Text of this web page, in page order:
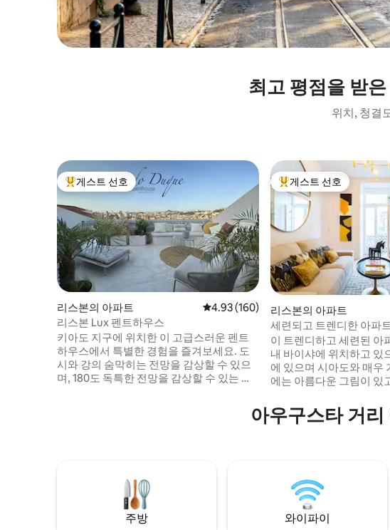
최고 평점을 받
위치, 청결
상위 게스트 선호
게스트 선호
리스본의 아파트 평점 4.93점(5점 만점), 후기 160개
4.93 (160)
리스본 Lux 펜트하우스
키아도 지구에 위치한 이 고급스러운 펜트
하우스에서 특별한 경험을 즐겨보세요. 도
시와 강의 숨막히는 전망을 감상할 수 있으
며, 180도 독특한 전망을 감상할 수 있는 로
보낼 수 있습니다.
상위 게스트 선호
게스트 선호
리스본의 아파트
세련되고 트렌디한 아파
이 트렌디하고 세련된 아
내 바이샤에 위치하고 있
에 있으며 시아도와 매우
에는 아름다운 그림이 있
자랑하는 고급스러운 장
리모델링을 마친 이 건물
수 있습니다!
아우구스타 거
주방 와이파이